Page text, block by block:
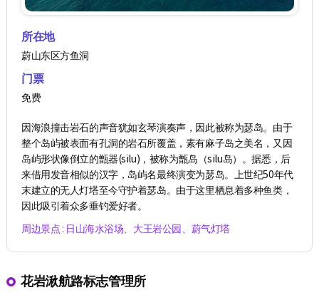
所在地
蔚山东区方鱼洞
门票
免费
因海浪撞击岩石的声音犹如玄琴演奏声，因此被称为瑟岛。由于
整个岛屿被表面有孔洞的岩石所覆盖，素有麻子岛之美名，又因
岛屿形状像倒立的甑器(silu)，被称为甑岛（silu岛）。据悉，后
来借用发音相似的汉字，岛屿名最终演变为瑟岛。上世纪50年代
末建立的无人灯塔至今守护着瑟岛。由于这里栖息着多种鱼类，
因此吸引着众多垂钓爱好者。
周边景点 : 日山海水浴场、大王岩公园、蔚气灯塔
花岩湫航路标志管理所